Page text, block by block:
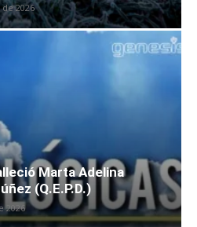
2026
Marta Adelina
(Q.E.P.D.)
2026